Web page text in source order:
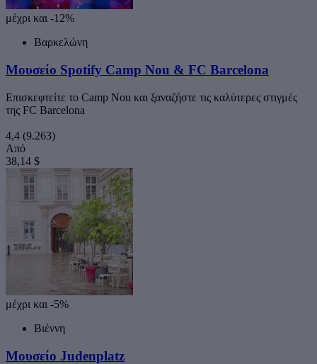
μέχρι και -12%
Βαρκελώνη
Μουσείο Spotify Camp Nou & FC Barcelona
Επισκεφτείτε το Camp Nou και ξαναζήστε τις καλύτερες στιγμές
της FC Barcelona
4,4 (9.263)
Από
38,14 $
μέχρι και -5%
Βιέννη
Μουσείο Judenplatz